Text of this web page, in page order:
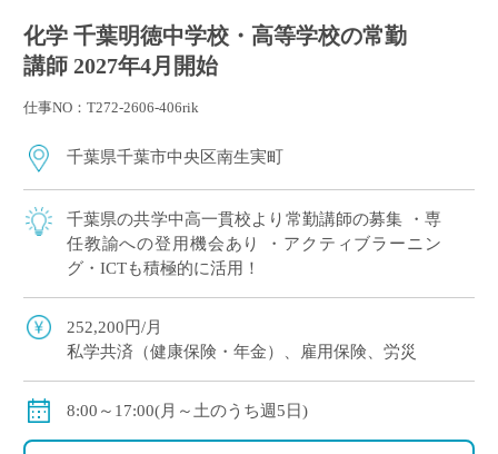
化学 千葉明徳中学校・高等学校の常勤
講師 2027年4月開始
仕事NO：T272-2606-406rik
千葉県千葉市中央区南生実町
千葉県の共学中高一貫校より常勤講師の募集 ・専
任教諭への登用機会あり ・アクティブラーニン
グ・ICTも積極的に活用！
252,200円/月
私学共済（健康保険・年金）、雇用保険、労災
8:00～17:00(月～土のうち週5日)